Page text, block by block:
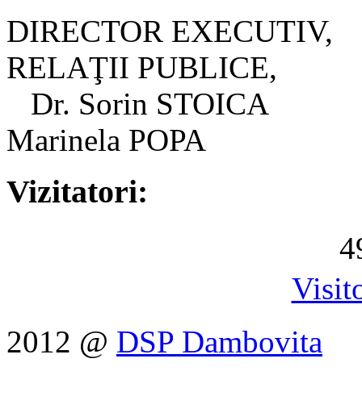
DIRECTOR
RELAŢII PUBLICE,
Dr. Sorin
Marinela POPA
Vizitatori:
4
2012 @ DSP Dambovita